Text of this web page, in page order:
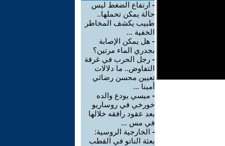
- ارتفاع الضغط ليس
حالة يمكن تحملها..
طبيب يكشف المخاطر
الخفية ...
- هل يمكن الإصابة
بجدري الماء مرتين؟
- رجل الحرب في غرفة
التفاوض.. ما دلالات
تعيين محسن رضائي
أمينا ...
- ميسي يودع والده
خورخي في روساريو
بعد عقود رافقه خلالها
في مس ...
- الخارجية الروسية:
بعثة الناتو في القطب